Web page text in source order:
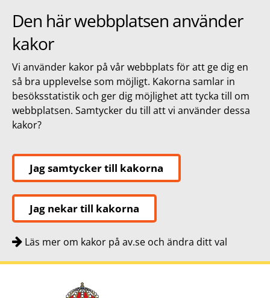
Den här webbplatsen använder
kakor
Vi använder kakor på vår webbplats för att ge dig en
så bra upplevelse som möjligt. Kakorna samlar in
besöksstatistik och ger dig möjlighet att tycka till om
webbplatsen. Samtycker du till att vi använder dessa
kakor?
Jag samtycker till kakorna
Jag nekar till kakorna
Läs mer om kakor på av.se och ändra ditt val